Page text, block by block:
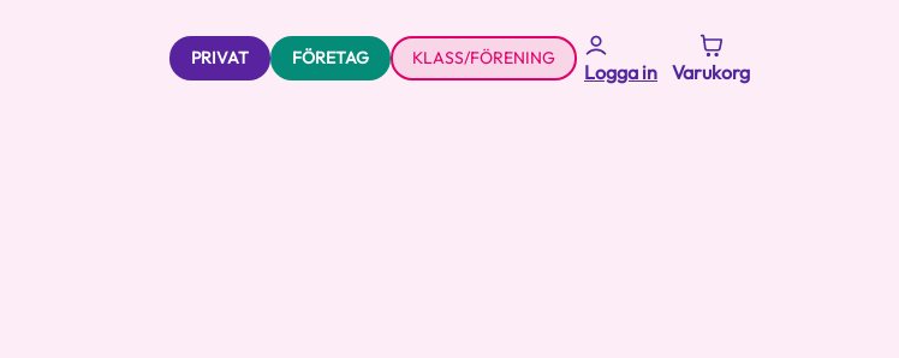
PRIVAT FÖRETAG KLASS/FÖRENING
Logga in Varukorg